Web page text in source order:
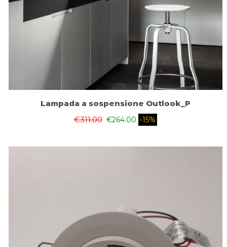
Lampada a sospensione Outlook_P
€311.00 €264.00 -15%